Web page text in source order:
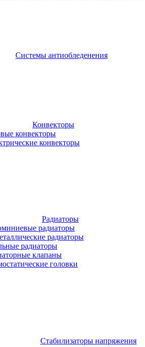
Системы антиобледенения
Конвекторы
конвекторы
конвекторы
Радиаторы
радиаторы
радиаторы
радиаторы
клапаны
головки
Стабилизаторы напряжения